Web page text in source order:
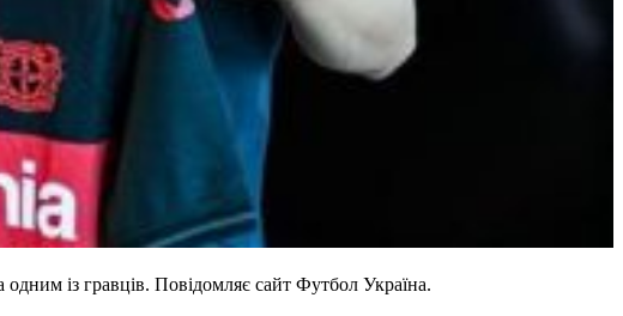
із гравців. Повідомляє сайт Футбол Україна.